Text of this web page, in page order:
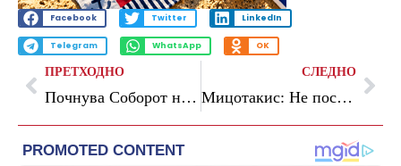
Facebook Twitter LinkedIn
Telegram WhatsApp OK
ПРЕТХОДНО
Почнува Соборот на СПЦ, теми Косово и македонското прашање
СЛЕДНО
Мицотакис: Не постои простор за соработка со ПАСОК по изборите на 21 мај